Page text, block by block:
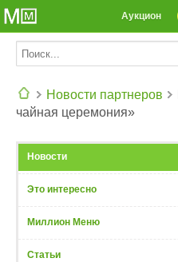
Аукцион
Новости партнеров
чайная церемония»
Новости
Это интересно
Миллион Меню
Статьи